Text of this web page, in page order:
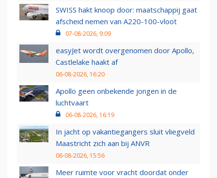
SWISS hakt knoop door: maatschappij gaat
afscheid nemen van A220-100-vloot
07-08-2026, 9:09
easyJet wordt overgenomen door Apollo,
Castlelake haakt af
06-08-2026, 16:20
Apollo geen onbekende jongen in de
luchtvaart
06-08-2026, 16:19
In jacht op vakantiegangers sluit vliegveld
Maastricht zich aan bij ANVR
06-08-2026, 15:56
Meer ruimte voor vracht doordat onder